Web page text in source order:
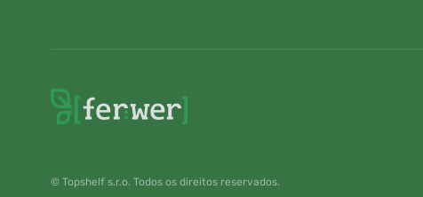
© Topshelf s.r.o. Todos os direitos reservados.